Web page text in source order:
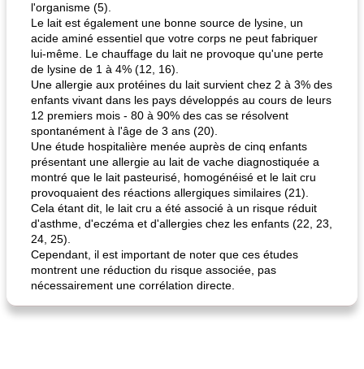
l'organisme (5).
Le lait est également une bonne source de lysine, un
acide aminé essentiel que votre corps ne peut fabriquer
lui-même. Le chauffage du lait ne provoque qu'une perte
de lysine de 1 à 4% (12, 16).
Une allergie aux protéines du lait survient chez 2 à 3% des
enfants vivant dans les pays développés au cours de leurs
12 premiers mois - 80 à 90% des cas se résolvent
spontanément à l'âge de 3 ans (20).
Une étude hospitalière menée auprès de cinq enfants
présentant une allergie au lait de vache diagnostiquée a
montré que le lait pasteurisé, homogénéisé et le lait cru
provoquaient des réactions allergiques similaires (21).
Cela étant dit, le lait cru a été associé à un risque réduit
d'asthme, d'eczéma et d'allergies chez les enfants (22, 23,
24, 25).
Cependant, il est important de noter que ces études
montrent une réduction du risque associée, pas
nécessairement une corrélation directe.